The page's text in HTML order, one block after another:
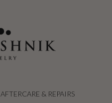
AFTERCARE & REPAIRS